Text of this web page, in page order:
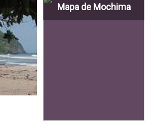
Mapa de Mochima